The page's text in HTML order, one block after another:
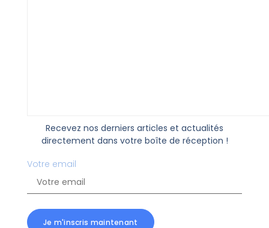
Recevez nos derniers articles et actualités
directement dans votre boîte de réception !
Votre email
Je m'inscris maintenant